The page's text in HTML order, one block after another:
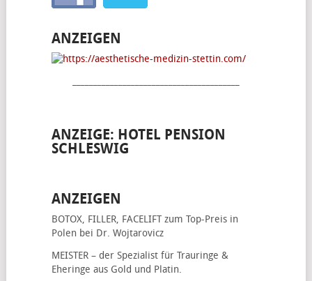
ANZEIGEN
ANZEIGE: HOTEL PENSION
SCHLESWIG
ANZEIGEN
BOTOX, FILLER, FACELIFTzum Top-Preis in
Polen bei Dr. Wojtarovicz
MEISTER – der Spezialist für Trauringe &
Eheringe aus Gold und Platin.